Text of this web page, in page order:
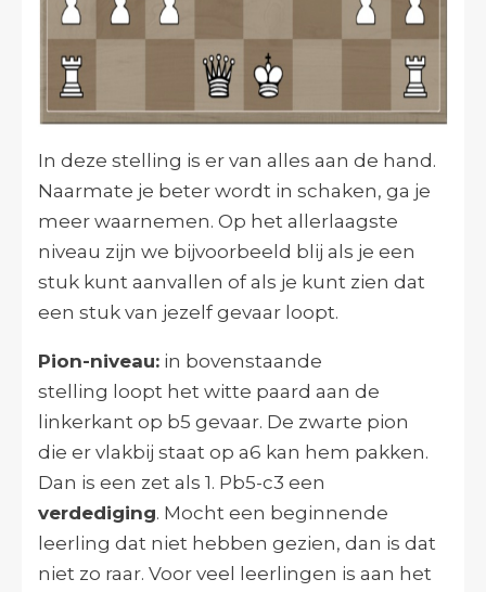
In deze stelling is er van alles aan de hand.
Naarmate je beter wordt in schaken, ga je
meer waarnemen. Op het allerlaagste
niveau zijn we bijvoorbeeld blij als je een
stuk kunt aanvallen of als je kunt zien dat
een stuk van jezelf gevaar loopt.
Pion-niveau: in bovenstaande
stelling loopt het witte paard aan de
linkerkant op b5 gevaar. De zwarte pion
die er vlakbij staat op a6 kan hem pakken.
Dan is een zet als 1. Pb5-c3 een
verdediging. Mocht een beginnende
leerling dat niet hebben gezien, dan is dat
niet zo raar. Voor veel leerlingen is aan het